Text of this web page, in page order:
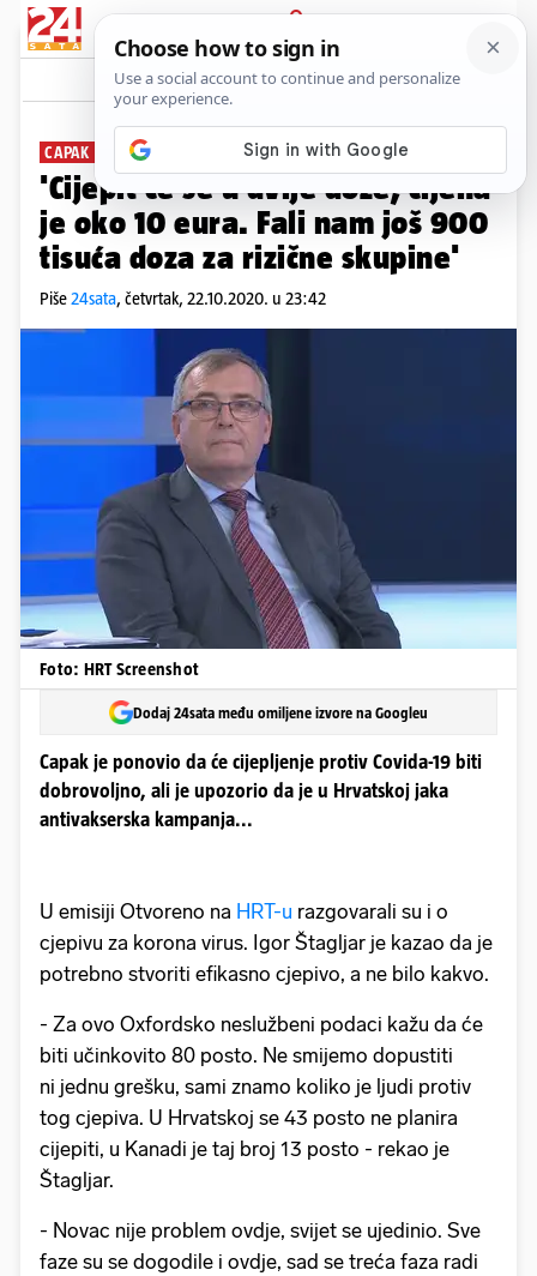
PRIJAVA
News Komentari
CAPAK O KORONA CJEPIVU
'Cijepit će se u dvije doze, cijena
je oko 10 eura. Fali nam još 900
tisuća doza za rizične skupine'
Piše24sata, četvrtak, 22.10.2020. u 23:42
Foto: HRT Screenshot
Dodaj 24sata među omiljene izvore na Googleu
Capak je ponovio da će cijepljenje protiv Covida-19 biti
dobrovoljno, ali je upozorio da je u Hrvatskoj jaka
antivakserska kampanja...
U emisiji Otvoreno na HRT-u razgovarali su i o
cjepivu za korona virus. Igor Štagljar je kazao da je
potrebno stvoriti efikasno cjepivo, a ne bilo kakvo.
- Za ovo Oxfordsko neslužbeni podaci kažu da će
biti učinkovito 80 posto. Ne smijemo dopustiti
ni jednu grešku, sami znamo koliko je ljudi protiv
tog cjepiva. U Hrvatskoj se 43 posto ne planira
cijepiti, u Kanadi je taj broj 13 posto - rekao je
Štagljar.
- Novac nije problem ovdje, svijet se ujedinio. Sve
faze su se dogodile i ovdje, sad se treća faza radi